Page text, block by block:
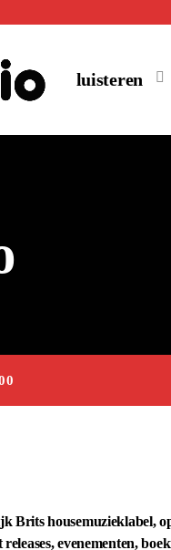
luisteren
Brits housemuzieklabel,
evenementen,